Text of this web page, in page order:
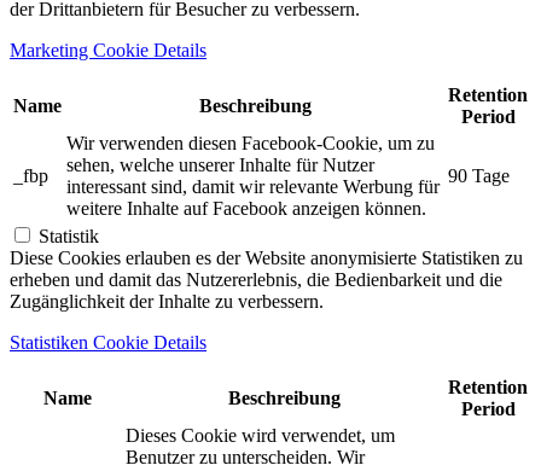
der Drittanbietern für Besucher zu verbessern.
Marketing Cookie Details
Name Beschreibung
Retention
Period
_fbp
Wir verwenden diesen Facebook-Cookie, um zu
sehen, welche unserer Inhalte für Nutzer
interessant sind, damit wir relevante Werbung für
weitere Inhalte auf Facebook anzeigen können.
90 Tage
Statistik
Diese Cookies erlauben es der Website anonymisierte Statistiken zu
erheben und damit das Nutzererlebnis, die Bedienbarkeit und die
Zugänglichkeit der Inhalte zu verbessern.
Statistiken Cookie Details
Name Beschreibung
Retention
Period
Dieses Cookie wird verwendet, um
Benutzer zu unterscheiden. Wir